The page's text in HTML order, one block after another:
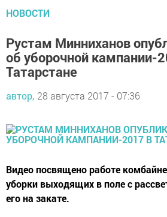
НОВОСТИ
Рустам Минниханов
об уборочной кампании-
Татарстане
автор, 28 августа 2017 - 07:36
Видео посвящено работе
уборки выходящих в поле с
его на закате.